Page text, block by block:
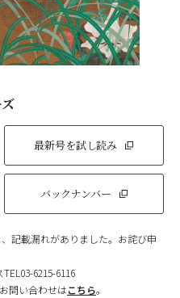
最新号を試し読み
バックナンバー
記載漏れがありました。お詫び申
6215-6116
問い合わせはこちら。